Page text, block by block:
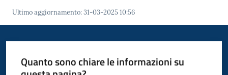
Servizi
Vivere
Val
Ultimo aggiornamento:31-03-2025 10:56
Quanto sono chiare le informazioni su